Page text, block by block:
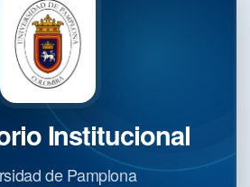
Institucional
de Pamplona